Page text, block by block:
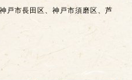
神戸市長田区 、 神戸市須磨区 、芦